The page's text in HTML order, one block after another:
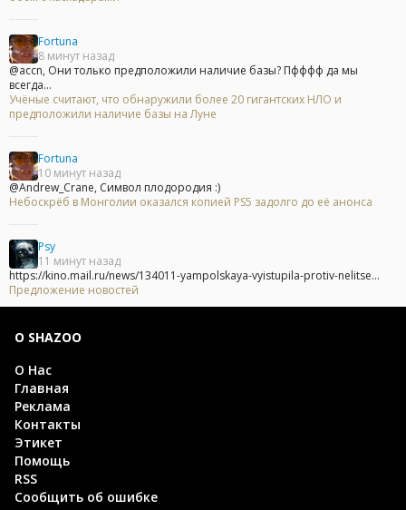
Fortuna
8 минут назад
@accn, Они только предположили наличие базы? Пфффф да мы
всегда...
Учёные считают, что обнаружили более 20 гигантских НЛО и
предположили наличие базы на Луне
Fortuna
10 минут назад
@Andrew_Crane, Символ плодородия :)
Небоскрёб в Монголии оказался копией PS5 задолго до её анонса
Psy
11 минут назад
https://kino.mail.ru/news/134011-yampolskaya-vyistupila-protiv-nelitse...
Предложение новостей
О SHAZOO
О Нас
Главная
Реклама
Контакты
Этикет
Помощь
RSS
Сообщить об ошибке